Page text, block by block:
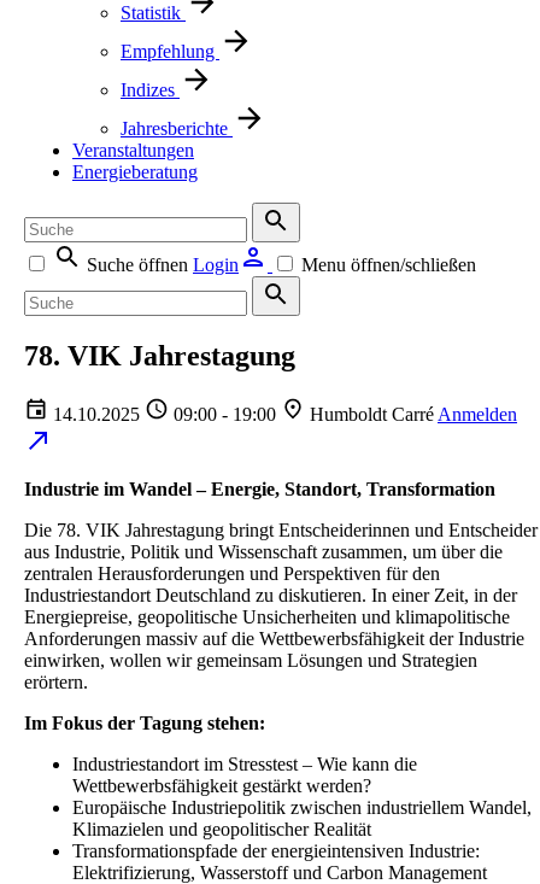
Statistik
Empfehlung
Indizes
Jahresberichte
Veranstaltungen
Energieberatung
Suche öffnen Login Menu öffnen/schließen
78. VIK Jahrestagung
14.10.2025 09:00 - 19:00 Humboldt Carré Anmelden
Industrie im Wandel – Energie, Standort, Transformation
Die 78. VIK Jahrestagung bringt Entscheiderinnen und Entscheider
aus Industrie, Politik und Wissenschaft zusammen, um über die
zentralen Herausforderungen und Perspektiven für den
Industriestandort Deutschland zu diskutieren. In einer Zeit, in der
Energiepreise, geopolitische Unsicherheiten und klimapolitische
Anforderungen massiv auf die Wettbewerbsfähigkeit der Industrie
einwirken, wollen wir gemeinsam Lösungen und Strategien
erörtern.
Im Fokus der Tagung stehen:
Industriestandort im Stresstest – Wie kann die
Wettbewerbsfähigkeit gestärkt werden?
Europäische Industriepolitik zwischen industriellem Wandel,
Klimazielen und geopolitischer Realität
Transformationspfade der energieintensiven Industrie:
Elektrifizierung, Wasserstoff und Carbon Management